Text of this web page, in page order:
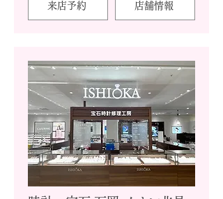
来店予約 店舗情報